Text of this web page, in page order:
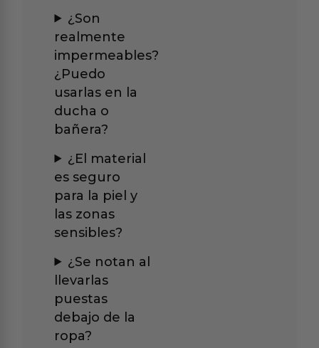
¿Son
realmente
impermeables?
¿Puedo
usarlas en la
ducha o
bañera?
¿El material
es seguro
para la piel y
las zonas
sensibles?
¿Se notan al
llevarlas
puestas
debajo de la
ropa?